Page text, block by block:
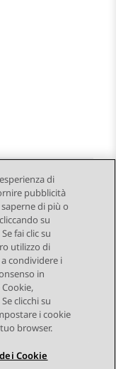
successivo
di
pubblicità
di più o
su
fai clic su
utilizzo di
condividere i
in
clicchi su
i cookie
browser.
Cookie